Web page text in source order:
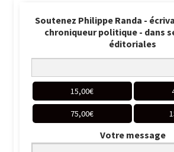
Soutenez Philippe Randa -
chroniqueur politique - dans
éditoriales
15,00€
75,00€
Votre message